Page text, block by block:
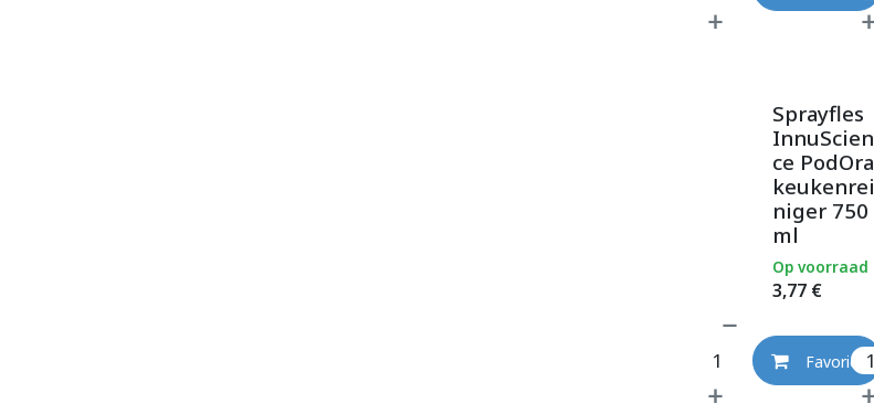
Sprayfles
InnuScien
ce PodOra
keukenrei
niger 750
ml
3,77 €
Op voorraad
Favoriet